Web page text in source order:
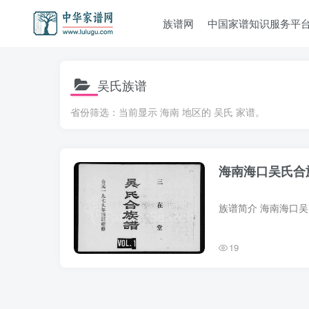
族谱网 中国家谱知识服务平
吴氏族谱
省份筛选：当前显示 海南 地区的 吴氏 家谱。
海南海口吴氏合
19